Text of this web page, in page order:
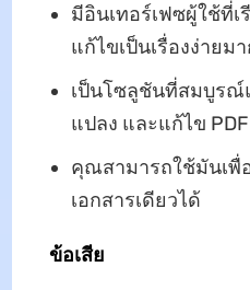
มีอินเทอร์เฟซผู้ใช้ที่เ
แก้ไขเป็นเรื่องง่ายม
เป็นโซลูชันที่สมบูรณ์
แปลง และแก้ไข PDF
คุณสามารถใช้มันเพื่
เอกสารเดียวได้
ข้อเสีย